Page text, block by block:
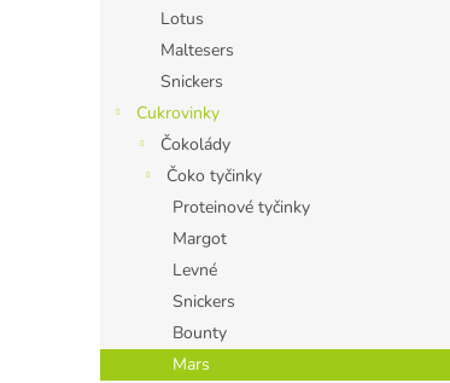
Lotus
Maltesers
Snickers
Cukrovinky
Čokolády
Čoko tyčinky
Proteinové tyčinky
Margot
Levné
Snickers
Bounty
Mars